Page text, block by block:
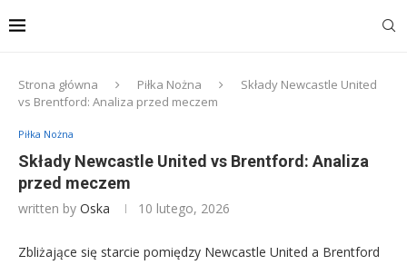
Strona główna Piłka Nożna
Składy Newcastle United
vs Brentford: Analiza przed meczem
Piłka Nożna
Składy Newcastle United vs Brentford: Analiza
przed meczem
written by Oska 10 lutego, 2026
Zbliżające się starcie pomiędzy Newcastle United a Brentford